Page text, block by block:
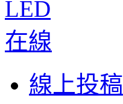
線上投稿